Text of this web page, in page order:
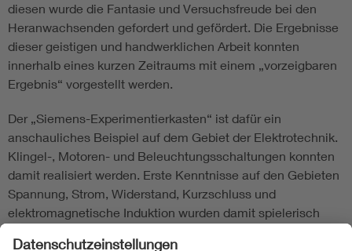
diesen wurde die Fantasie und Versuchsfreude bei den
Heranwachsenden gefordert und gefördert. Die Ergebnisse
dieser geistigen und handwerklichen Arbeit konnten
innerhalb eines kurzen Zeitraums mit einem „vorzeigbaren
Ergebnis“ vorgestellt werden.
Der „Siemens-Experimentierkasten“ ist dafür ein
anschauliches Beispiel auf dem Gebiet der Elektrotechnik.
Klingel-, Motoren- und Beleuchtungsschaltungen konnten
damit realisiert werden. Erste Kenntnisse auf den Gebieten
Spannung, Strom, Widerstand, Kurzschluss und
elektromagnetische Induktion wurden damit spielerisch